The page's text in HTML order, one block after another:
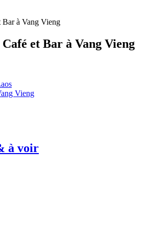
et Bar à Vang Vieng
Vieng
à voir